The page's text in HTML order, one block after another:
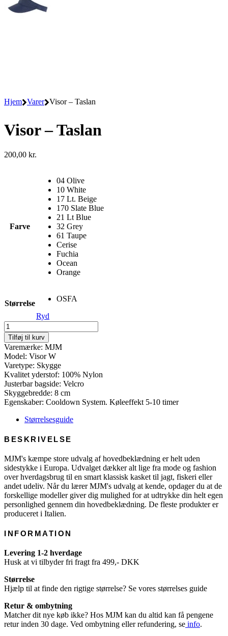
Hjem Varer Visor – Taslan
Visor – Taslan
200,00 kr.
Farve
04 Olive
10 White
17 Lt. Beige
170 Slate Blue
21 Lt Blue
32 Grey
61 Taupe
Cerise
Fuchia
Ocean
Orange
Størrelse
OSFA
Ryd
Visor
-
Taslan
antal
Tilføj til kurv
Varemærke: MJM
Model: Visor W
Varetype: Skygge
Kvalitet yderstof: 100% Nylon
Justerbar bagside: Velcro
Skyggebredde: 8 cm
Egenskaber: Cooldown System. Køleeffekt 5-10 timer
Størrelsesguide
BESKRIVELSE
MJM's kæmpe store udvalg af hovedbeklædning er helt uden
sidestykke i Europa. Udvalget dækker alt lige fra mode og fashion
over hverdagsbrug til en smart klassisk kasket til jagt, fiskeri eller
andet udeliv. Når du lærer MJM's udvalg at kende, opdager du at de
forskellige modeller giver dig mulighed for at udtrykke din helt egen
personlighed gennem din hovedbeklædning. De fleste produkter er
produceret i Italien.
INFORMATION
Levering 1-2 hverdage
Husk at vi tilbyder fri fragt fra 499,- DKK
Størrelse
Hjælp til at finde den rigtige størrelse? Se vores størrelses guide
Retur & ombytning
Matcher dit nye køb ikke? Hos MJM kan du altid kan få pengene
retur inden 30 dage. Ved ombytning eller refundering, se info.